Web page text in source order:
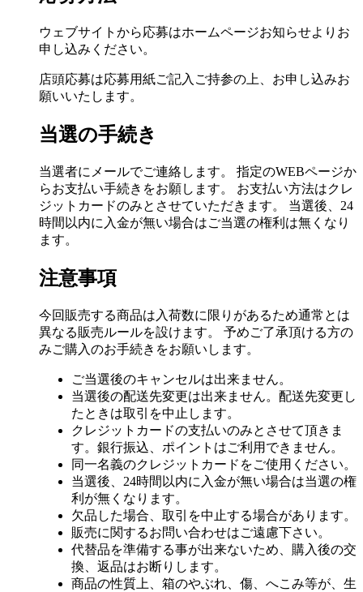
ウェブサイトから応募はホームページお知らせよりお
申し込みください。
店頭応募は応募用紙ご記入ご持参の上、お申し込みお
願いいたします。
当選の手続き
当選者にメールでご連絡します。 指定のWEBページか
らお支払い手続きをお願します。 お支払い方法はクレ
ジットカードのみとさせていただきます。 当選後、24
時間以内に入金が無い場合はご当選の権利は無くなり
ます。
注意事項
今回販売する商品は入荷数に限りがあるため通常とは
異なる販売ルールを設けます。 予めご了承頂ける方の
みご購入のお手続きをお願いします。
ご当選後のキャンセルは出来ません。
当選後の配送先変更は出来ません。配送先変更し
たときは取引を中止します。
クレジットカードの支払いのみとさせて頂きま
す。銀行振込、ポイントはご利用できません。
同一名義のクレジットカードをご使用ください。
当選後、24時間以内に入金が無い場合は当選の権
利が無くなります。
欠品した場合、取引を中止する場合があります。
販売に関するお問い合わせはご遠慮下さい。
代替品を準備する事が出来ないため、購入後の交
換、返品はお断りします。
商品の性質上、箱のやぶれ、傷、へこみ等が、生